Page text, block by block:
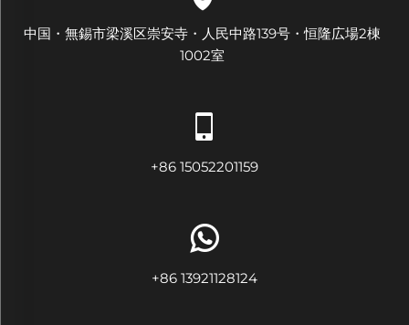
中国・無錫市梁溪区崇安寺・人民中路139号・恒隆広場2棟
1002室
+86 15052201159
+86 13921128124